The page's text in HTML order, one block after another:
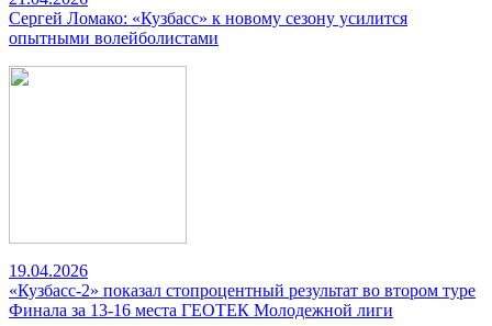
Сергей Ломако: «Кузбасс» к новому сезону усилится
опытными волейболистами
19.04.2026
«Кузбасс-2» показал стопроцентный результат во втором туре
Финала за 13-16 места ГЕОТЕК Молодежной лиги